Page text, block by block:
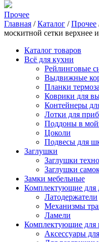
Прочее
Главная /Каталог /Прочее
москитной сетки верхнее
Каталог товаров
Всё для кухни
Рейлинговые
Выдвижные
Планки
Коврики для
Контейнеры
Лотки для
Поддоны в
Цоколи
Подвесы для
Заглушки
Заглушки
Заглушки
Замки мебельные
Комплектующие для
Латодержатели
Механизмы
Ламели
Комплектующие для
Аксессуары